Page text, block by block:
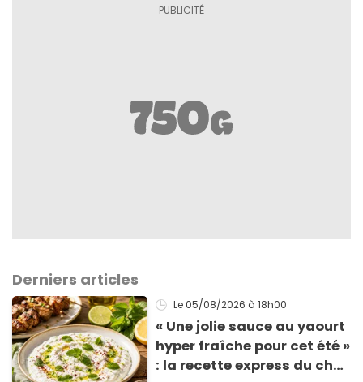
Derniers articles
Le 05/08/2026 à 18h00
« Une jolie sauce au yaourt
hyper fraîche pour cet été »
: la recette express du chef